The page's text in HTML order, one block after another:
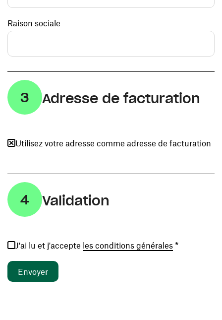
Raison sociale
3 Adresse de facturation
Utilisez votre adresse comme adresse de facturation
4 Validation
J'ai lu et j'accepte les conditions générales (ouvre une
*